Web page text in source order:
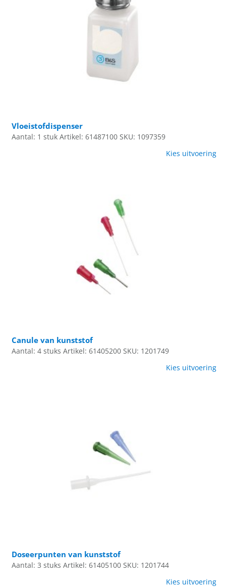
Vloeistofdispenser
Aantal: 1 stuk Artikel: 61487100 SKU: 1097359
Kies uitvoering
Canule van kunststof
Aantal: 4 stuks Artikel: 61405200 SKU: 1201749
Kies uitvoering
Doseerpunten van kunststof
Aantal: 3 stuks Artikel: 61405100 SKU: 1201744
Kies uitvoering